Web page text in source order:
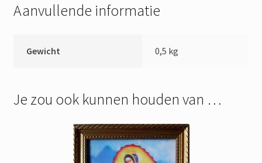
Aanvullende informatie
Gewicht 0,5 kg
Je zou ook kunnen houden van …